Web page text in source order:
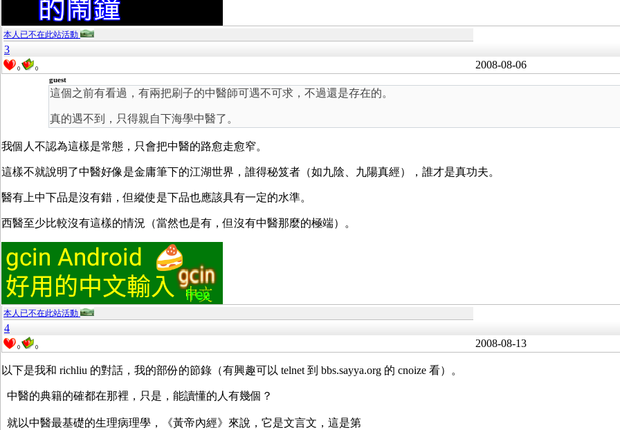
本人已不在此站活動
3
0 0 2008-08-06
guest
這個之前有看過，有兩把刷子的中醫師可遇不可求，不過還是存在的。
真的遇不到，只得親自下海學中醫了。
我個人不認為這樣是常態，只會把中醫的路愈走愈窄。
這樣不就說明了中醫好像是金庸筆下的江湖世界，誰得秘笈者（如九陰、九陽真經），誰才是真功夫。
醫有上中下品是沒有錯，但縱使是下品也應該具有一定的水準。
西醫至少比較沒有這樣的情況（當然也是有，但沒有中醫那麼的極端）。
本人已不在此站活動
4
0 0 2008-08-13
以下是我和 richliu 的對話，我的部份的節錄（有興趣可以 telnet 到 bbs.sayya.org 的 cnoize 看）。
中醫的典籍的確都在那裡，只是，能讀懂的人有幾個？
就以中醫最基礎的生理病理學，《黃帝內經》來說，它是文言文，這是第